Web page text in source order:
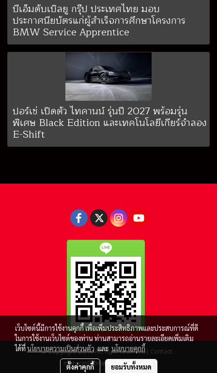
บีเอ็มดับเบิลยู กรุ๊ป ประเทศไทย มอบ
ประกาศนียบัตรแก่ผู้สำเร็จการศึกษาโครงการ
BMW Service Apprentice
ปอร์เช่ เปิดตัว ไทคานน์ รุ่นปี 2027 พร้อมรุ่น
พิเศษ Black Edition และเทคโนโลยีเกียร์จำลอง
E-Shift
© Copyright 2016 All right reserved.| Contact :
motormillionaire69@gmail.com
เว็บไซต์นี้มีการใช้งานคุกกี้ เพื่อเพิ่มประสิทธิภาพและประสบการณ์ที่ดี
ในการใช้งานเว็บไซต์ของท่าน ท่านสามารถอ่านรายละเอียดเพิ่มเติม
ได้ที่นโยบายความเป็นส่วนตัว และนโยบายคุกกี้
ตั้งค่าคุกกี้ ยอมรับทั้งหมด